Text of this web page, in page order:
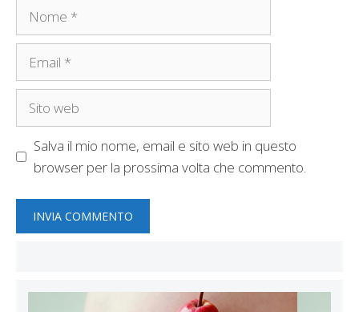
Nome
Email
Sito
Salva il mio nome, email e sito web in questo
browser per la prossima volta che commento.